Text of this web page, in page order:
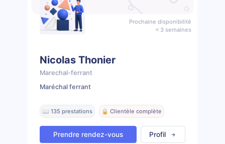
Prochaine disponibilité
< 3 semaines
Nicolas Thonier
Marechal-ferrant
Maréchal ferrant
📖 135 prestations 🔒 Clientèle complète
Prendre rendez-vous Profil